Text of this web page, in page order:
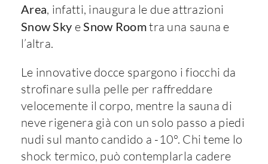
Area, infatti, inaugura le due attrazioni
Snow Sky eSnow Roomtra una sauna e
l’altra.
Le innovative docce spargono i fiocchi da
strofinare sulla pelle per raffreddare
velocemente il corpo, mentre la sauna di
neve rigenera già con un solo passo a piedi
nudi sul manto candido a -10°. Chi teme lo
shock termico, può contemplarla cadere